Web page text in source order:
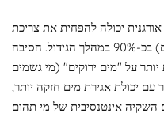
אורגנית יכולה להפחית את צריכת
"המים הכחולים" (מי שטח ומי תהום) בכ-90% במהלך הגידול. הסיבה
על "מים ירוקים" (מי גשמים
עם יכולת אגירת מים חזקה יותר,